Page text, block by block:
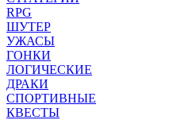
RPG
ШУТЕР
УЖАСЫ
ГОНКИ
ЛОГИЧЕСКИЕ
ДРАКИ
СПОРТИВНЫЕ
КВЕСТЫ